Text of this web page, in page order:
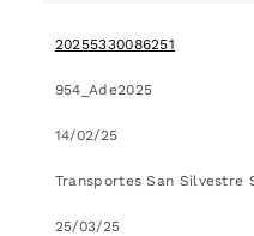
20255330086251
954_Ade2025
14/02/25
Transportes San Silvestre
25/03/25